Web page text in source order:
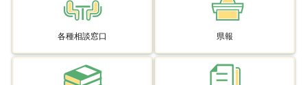
各種相談窓口 県報